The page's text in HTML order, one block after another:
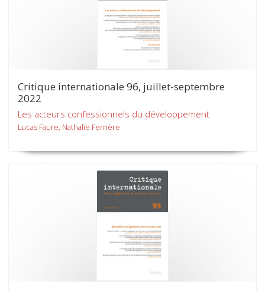
Critique internationale 96, juillet-septembre
2022
Les acteurs confessionnels du développement
Lucas Faure, Nathalie Ferrière